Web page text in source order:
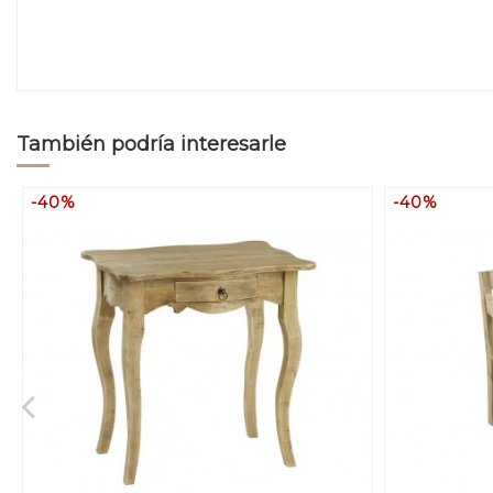
También podría interesarle
-40% -40%